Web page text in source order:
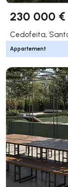
230 000 €
Appartement